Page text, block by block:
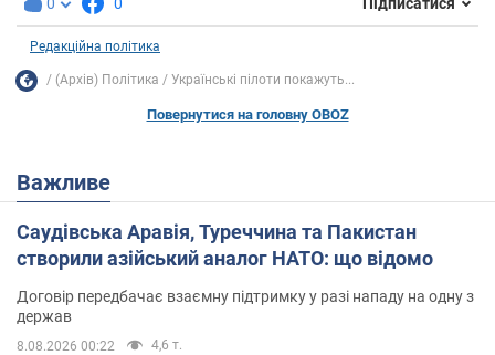
Редакційна політика
(Архів) Політика Українські пілоти покажуть...
Повернутися на головну OBOZ
Важливе
Саудівська Аравія, Туреччина та Пакистан
створили азійський аналог НАТО: що відомо
Договір передбачає взаємну підтримку у разі нападу на одну з
держав
8.08.2026 00:22 4,6 т.